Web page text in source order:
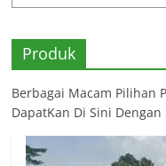
Produk
Berbagai Macam Pilihan
DapatKan Di Sini